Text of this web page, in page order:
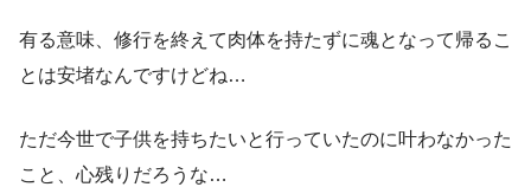
有る意味、修行を終えて肉体を持たずに魂となって帰るこ
とは安堵なんですけどね…
ただ今世で子供を持ちたいと行っていたのに叶わなかった
こと、心残りだろうな…